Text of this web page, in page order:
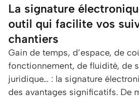
La signature
outil qui facilite vos
chantiers
Gain de temps, d’espace, de
fonctionnement, de fluidité, de
juridique… : la signature
des avantages significatifs. De